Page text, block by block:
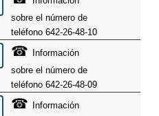
sobre el número de
teléfono 642-26-48-10
☎
Información
sobre el número de
teléfono 642-26-48-09
☎
Información